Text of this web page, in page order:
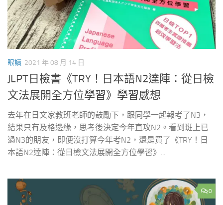
眼讀 2021 年 08 月 14 日
JLPT日檢書《TRY！日本語N2達陣：從日檢
文法展開全方位學習》學習感想
去年在日文家教班老師的鼓勵下，跟同學一起報考了N3，
結果只有及格邊緣，思考後決定今年直攻N2。看到班上已
過N3的朋友，即便沒打算今年考N2，還是買了《TRY！日
本語N2達陣：從日檢文法展開全方位學習》...
0